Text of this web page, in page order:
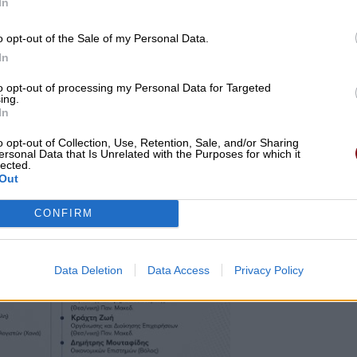
opt-out of the Sale of my Personal Data.
opt-out of processing my Personal Data for Targeted
opt-out of Collection, Use, Retention, Sale, and/or Sharing
Data that Is Unrelated with the Purposes for which it
CONFIRM
Data Deletion Data Access Privacy Policy
Εβδομάδας 18 – 26 Νοεμβρίου 2023 τα
(χαρτί και απόβλητα συσκευασίας από το κολατσιό
υλικά και εκπαιδεύτηκαν στο διαχωρισμό και στην
συσκευασίας από χαρτί στον κίτρινο κάδο, τα
συσκευασίες στον κόκκινο κάδο του